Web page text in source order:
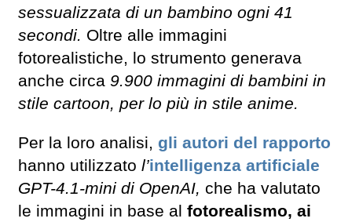
sessualizzata di un bambino ogni 41
secondi. Oltre alle immagini
fotorealistiche, lo strumento generava
anche circa 9.900 immagini di bambini in
stile cartoon, per lo più in stile anime.
Per la loro analisi, gli autori del rapporto
hanno utilizzato l’intelligenza artificiale
GPT-4.1-mini di OpenAI, che ha valutato
le immagini in base al fotorealismo, ai